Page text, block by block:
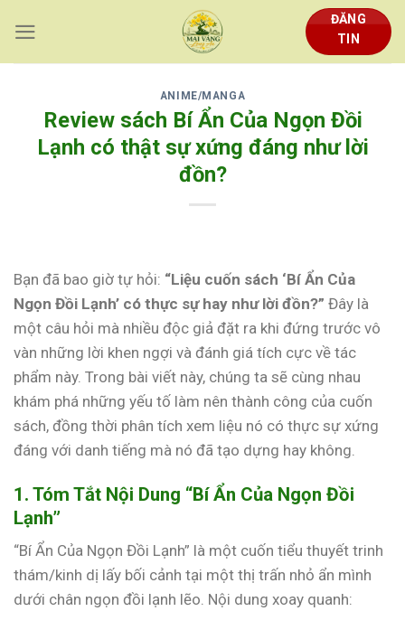
content
ĐĂNG
TIN
ANIME/MANGA
Review sách Bí Ẩn Của Ngọn Đồi
Lạnh có thật sự xứng đáng như lời
đồn?
Bạn đã bao giờ tự hỏi: “Liệu cuốn sách ‘Bí Ẩn Của
Ngọn Đồi Lạnh’ có thực sự hay như lời đồn?” Đây là
một câu hỏi mà nhiều độc giả đặt ra khi đứng trước vô
vàn những lời khen ngợi và đánh giá tích cực về tác
phẩm này. Trong bài viết này, chúng ta sẽ cùng nhau
khám phá những yếu tố làm nên thành công của cuốn
sách, đồng thời phân tích xem liệu nó có thực sự xứng
đáng với danh tiếng mà nó đã tạo dựng hay không.
1. Tóm Tắt Nội Dung “Bí Ẩn Của Ngọn Đồi
Lạnh”
“Bí Ẩn Của Ngọn Đồi Lạnh” là một cuốn tiểu thuyết trinh
thám/kinh dị lấy bối cảnh tại một thị trấn nhỏ ẩn mình
dưới chân ngọn đồi lạnh lẽo. Nội dung xoay quanh: